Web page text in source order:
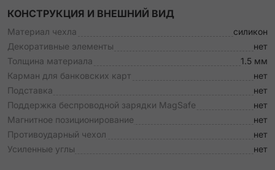
КОНСТРУКЦИЯ И ВНЕШНИЙ ВИД
Материал чехла
силикон
Декоративные элементы
нет
Толщина материала
1.5 мм
Карман для банковских карт
нет
Подставка
нет
Поддержка беспроводной зарядки MagSafe
нет
Магнитное позиционирование
нет
Противоударный чехол
нет
Усиленные углы
нет